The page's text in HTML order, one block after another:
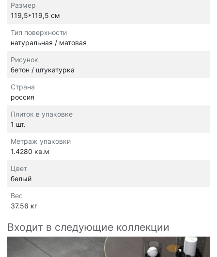
Размер
119,5*119,5 см
Тип поверхности
натуральная / матовая
Рисунок
бетон / штукатурка
Страна
россия
Плиток в упаковке
1 шт.
Метраж упаковки
1.4280 кв.м
Цвет
белый
Вес
37.56 кг
Входит в следующие коллекции